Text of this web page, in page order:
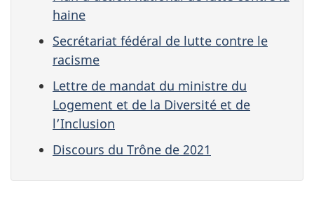
haine
Secrétariat fédéral de lutte contre le
racisme
Lettre de mandat du ministre du
Logement et de la Diversité et de
l’Inclusion
Discours du Trône de 2021